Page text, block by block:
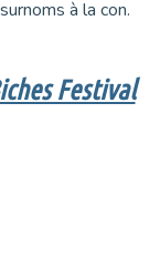
à la con.
Festival